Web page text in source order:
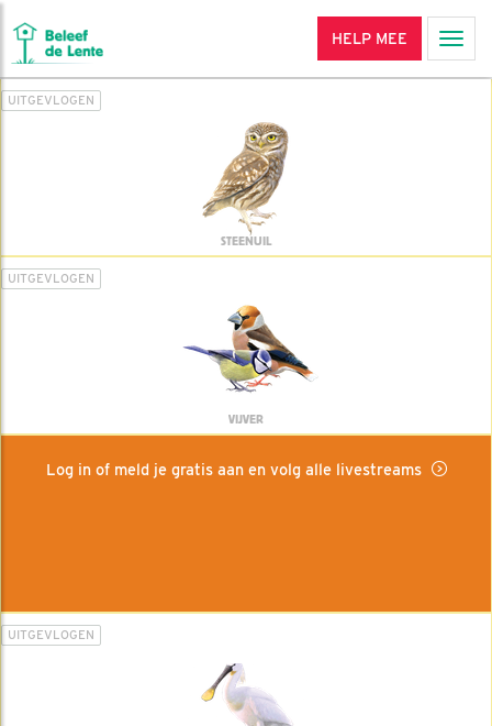
HELP MEE
UITGEVLOGEN
STEENUIL
UITGEVLOGEN
VIJVER
Log in of meld je gratis aan en volg alle livestreams
UITGEVLOGEN